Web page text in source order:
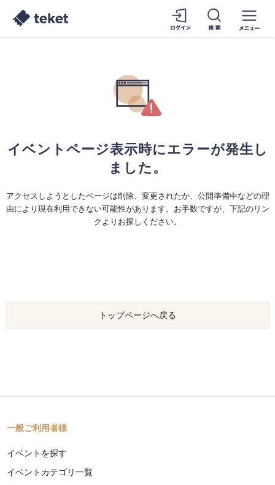
イベントページ表示時にエラーが発生し
ました。
アクセスしようとしたページは削除、変更されたか、公開準備中などの理
由により現在利用できない可能性があります。お手数ですが、下記のリン
クよりお探しください。
トップページへ戻る
一般ご利用者様
イベントを探す
イベントカテゴリ一覧